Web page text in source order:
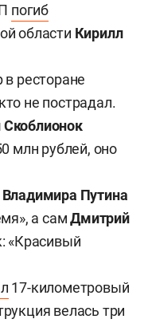
погиб
области Кирилл
ресторане
не пострадал.
млн рублей, оно
Владимира Путина
а самДмитрий
«Красивый
17-километровый
велась три